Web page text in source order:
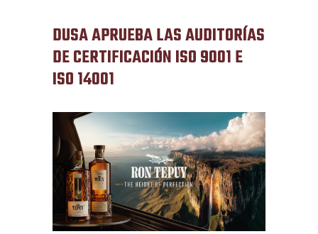
DUSA APRUEBA LAS AUDITORÍAS
DE CERTIFICACIÓN ISO 9001 E
ISO 14001